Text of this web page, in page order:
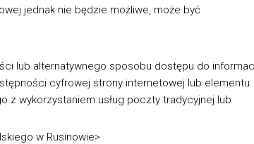
jednak nie będzie możliwe, może być
lub alternatywnego sposobu dostępu do
cyfrowej strony internetowej lub elementu
z wykorzystaniem usług poczty tradycyjnej lub
w Rusinowie>